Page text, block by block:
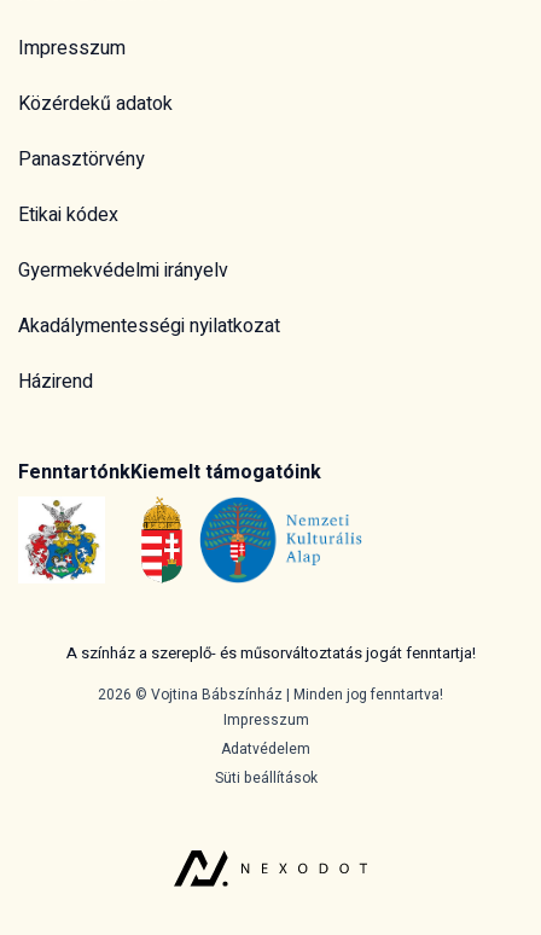
Impresszum
Közérdekű adatok
Panasztörvény
Etikai kódex
Gyermekvédelmi irányelv
Akadálymentességi nyilatkozat
Házirend
FenntartónkKiemelt támogatóink
A színház a szereplő- és műsorváltoztatás jogát fenntartja!
2026 © Vojtina Bábszínház | Minden jog fenntartva!
Impresszum
Adatvédelem
Süti beállítások